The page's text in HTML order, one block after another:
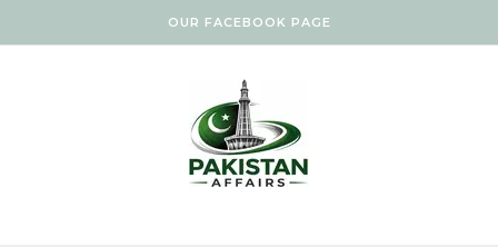
OUR FACEBOOK PAGE